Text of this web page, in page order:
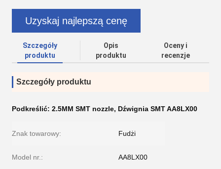
Uzyskaj najlepszą cenę
Szczegóły
produktu
Opis
produktu
Oceny i
recenzje
Szczegóły produktu
Podkreślić: 2.5MM SMT nozzle, Dźwignia SMT AA8LX00
Znak towarowy: Fudżi
Model nr.: AA8LX00